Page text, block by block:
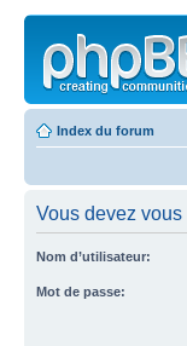
Index du forum
Vous devez
Nom d’utilisateur:
Mot de passe: